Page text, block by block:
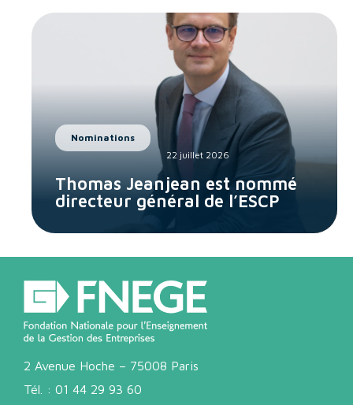
Nominations
22 juillet 2026
Thomas Jeanjean est nommé
directeur général de l’ESCP
2 Avenue Hoche – 75008 Paris
Tél. : 01 44 29 93 60